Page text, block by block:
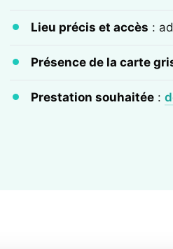
Lieu précis et accès :
Présence de la carte
Prestation souhaitée: